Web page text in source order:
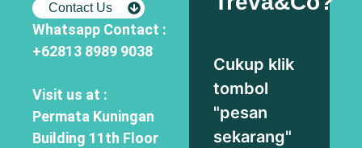
Contact Us
Whatsapp Contact :
+62813 8989 9038
Visit us at :
Permata Kuningan
Building 11th Floor
Cukup klik
tombol
"pesan
sekarang"